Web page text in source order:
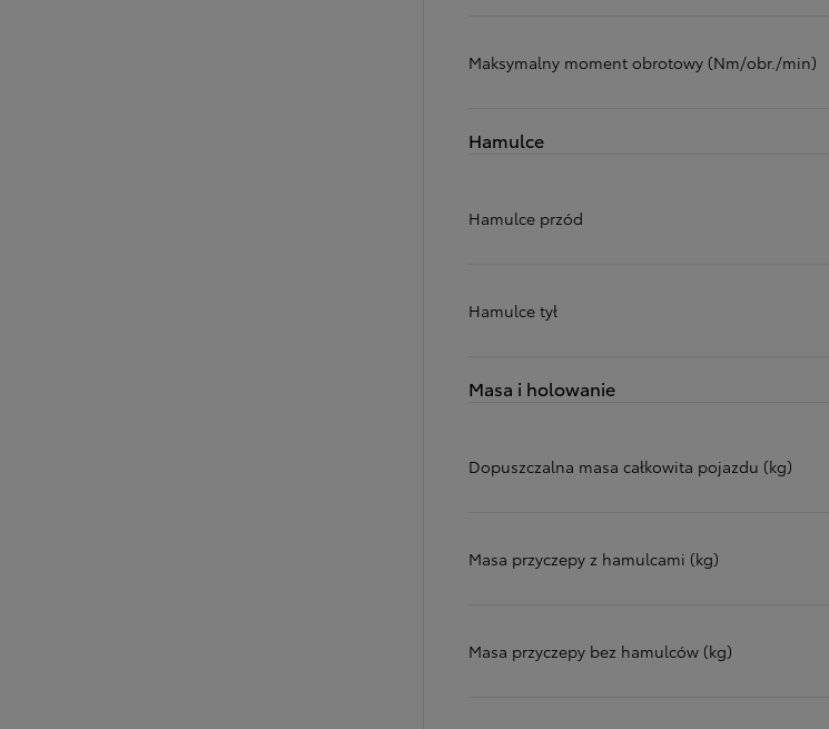
Maksymalny moment obrotowy (Nm/obr./min)
Hamulce
Hamulce przód
Hamulce tył
Masa i holowanie
Dopuszczalna masa całkowita pojazdu (kg)
Masa przyczepy z hamulcami (kg)
Masa przyczepy bez hamulców (kg)